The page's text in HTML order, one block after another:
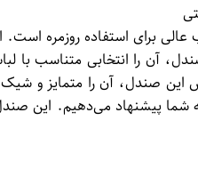
عالی برای استفاده روزمره
آن را انتخابی متناسب با
این صندل، آن را متمایز و
شما پیشنهاد می‌دهیم. این